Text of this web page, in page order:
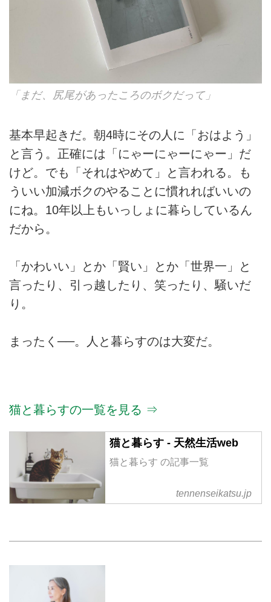
「まだ、尻尾があったころのボクだって」
基本早起きだ。朝4時にその人に「おはよう」
と言う。正確には「にゃーにゃーにゃー」だ
けど。でも「それはやめて」と言われる。も
ういい加減ボクのやることに慣れればいいの
にね。10年以上もいっしょに暮らしているん
だから。
「かわいい」とか「賢い」とか「世界一」と
言ったり、引っ越したり、笑ったり、騒いだ
り。
まったく──。人と暮らすのは大変だ。
猫と暮らすの一覧を見る ⇒
猫と暮らす - 天然生活web
猫と暮らす の記事一覧
tennenseikatsu.jp